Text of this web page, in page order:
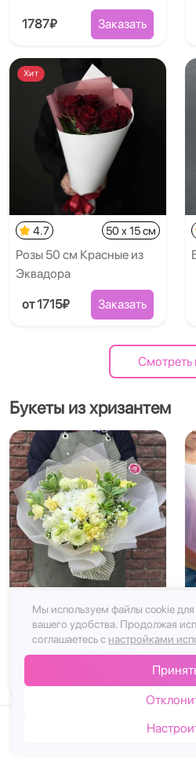
1787₽ Заказать
Хит
4.7 50 x 15 см
Розы 50 см Красные из
Эквадора
от 1715₽ Заказать
Смотреть
Букеты из хризантем
4.7 40 x 50 см
Версальский
импрессионизм
Мы используем файлы cookie
вашего удобства. Продолжая
соглашаетесь с настройками